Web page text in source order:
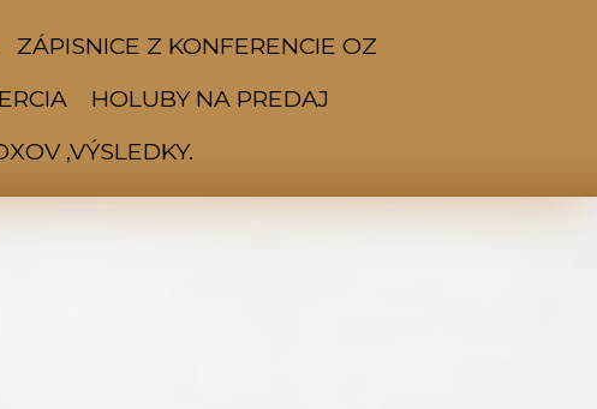
ZÁPISNICE Z KONFERENCIE OZ
HOLUBY NA PREDAJ
,VÝSLEDKY.